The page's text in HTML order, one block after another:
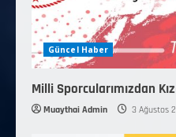
Güncel Haber
Milli Sporcularımızdan
Muaythai Admin 3 Ağustos